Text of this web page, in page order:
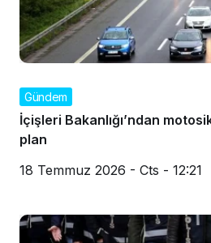
Gündem
İçişleri Bakanlığı’ndan
plan
18 Temmuz 2026 - Cts - 12:21